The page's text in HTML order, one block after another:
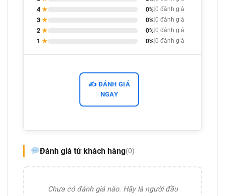
4★ 0% 0 đánh giá
3 ★ 0% 0 đánh giá
2 ★ 0% 0 đánh giá
1 ★ 0% 0 đánh giá
✍️ ĐÁNH GIÁ
NGAY
Đánh giá từ khách hàng(0)
Chưa có đánh giá nào. Hãy là người đầu